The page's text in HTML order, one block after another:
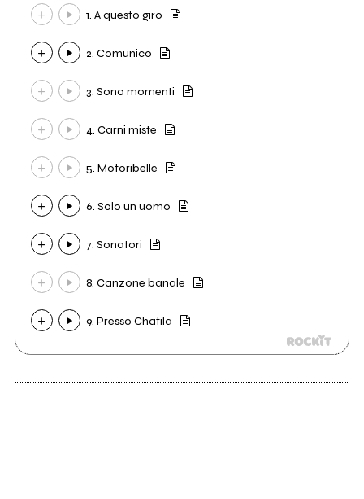
1. A questo giro
2. Comunico
3. Sono momenti
4. Carni miste
5. Motoribelle
6. Solo un uomo
7. Sonatori
8. Canzone banale
9. Presso Chatila